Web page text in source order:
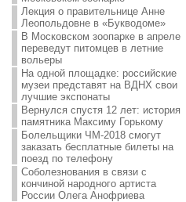
Лекция о правительнице Анне
Леопольдовне в «Букводоме»
В Московском зоопарке в апреле
переведут питомцев в летние
вольеры
На одной площадке: российские
музеи представят на ВДНХ свои
лучшие экспонаты
Вернулся спустя 12 лет: история
памятника Максиму Горькому
Болельщики ЧМ-2018 смогут
заказать бесплатные билеты на
поезд по телефону
Соболезнования в связи с
кончиной народного артиста
России Олега Анофриева